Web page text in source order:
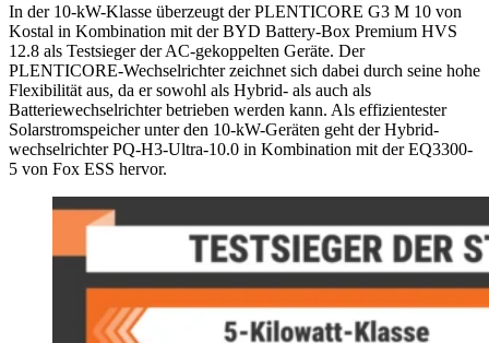
In der 10-kW-Klasse überzeugt der PLENTICORE G3 M 10 von
Kostal in Kombination mit der BYD Battery-Box Premium HVS
12.8 als Testsieger der AC-gekoppelten Geräte. Der
PLENTICORE-Wechselrichter zeichnet sich dabei durch seine hohe
Flexibilität aus, da er sowohl als Hybrid- als auch als
Batteriewechselrichter betrieben werden kann. Als effizient­ester
Solarstromspeicher unter den 10-kW-Geräten geht der Hybrid­
wechselrichter PQ-H3-Ultra-10.0 in Kombination mit der EQ3300-
5 von Fox ESS hervor.